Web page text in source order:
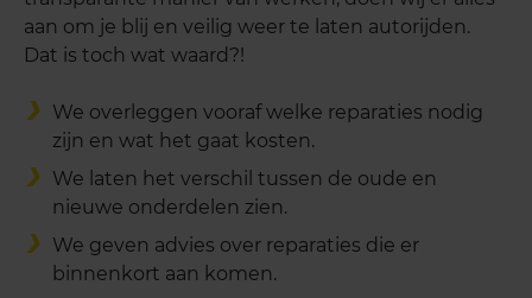
aan om je blij en veilig weer te laten autorijden.
Dat is toch wat waard?!
We overleggen vooraf welke reparaties nodig
zijn en wat het gaat kosten.
We laten het verschil tussen de oude en
nieuwe onderdelen zien.
We geven advies over reparaties die er
binnenkort aan komen.